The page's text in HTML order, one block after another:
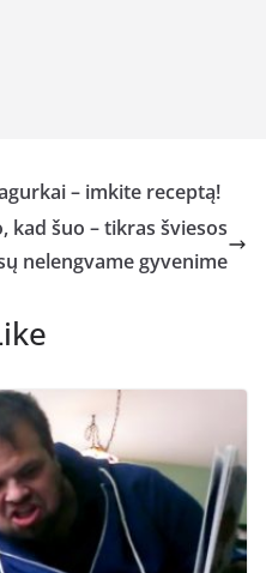
– imkite receptą!
šuo – tikras šviesos
nelengvame gyvenime